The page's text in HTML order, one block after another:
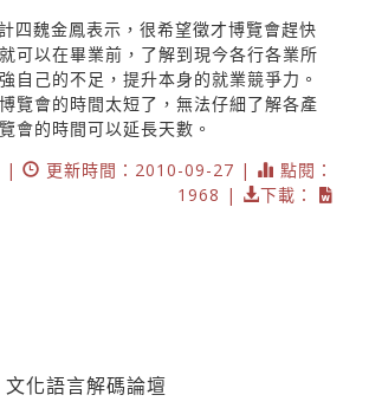
四魏金鳳表示，很希望徵才博覽會趕快
可以在畢業前，了解到現今各行各業所
自己的不足，提升本身的就業競爭力。
覽會的時間太短了，無法仔細了解各產
會的時間可以延長天數。
|
更新時間：2010-09-27 |
點閱：
1968 |
下載：
文化語言解碼論壇